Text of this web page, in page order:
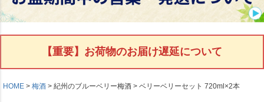
【重要】お荷物のお届け遅延について
HOME 梅酒 紀州のブルーベリー梅酒 ベリーベリーセット 720ml×2本